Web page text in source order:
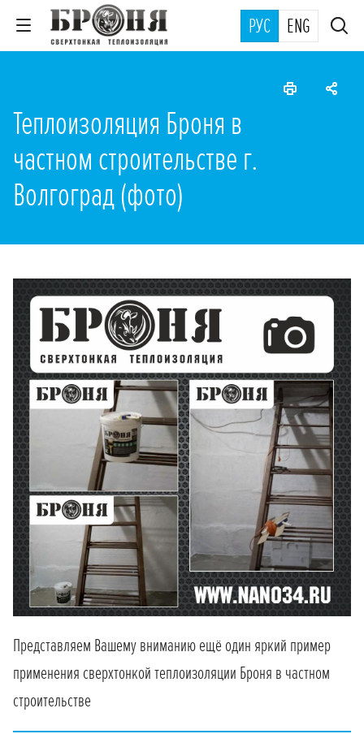
РУС ENG
Теплоизоляция Броня в
частном строительстве г.
Волгоград (фото)
Представляем Вашему вниманию ещё один яркий пример
применения сверхтонкой теплоизоляции Броня в частном
строительстве